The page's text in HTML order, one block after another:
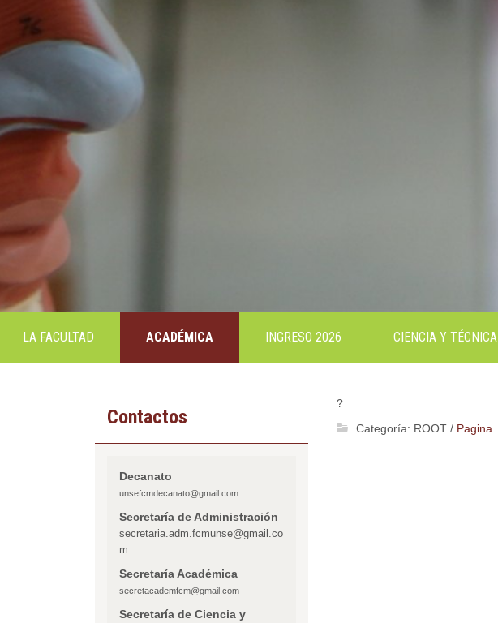
LA FACULTAD ACADÉMICA INGRESO 2026 CIENCIA Y TÉCNICA
Contactos
Decanato
unsefcmdecanato@gmail.com
Secretaría de Administración
secretaria.adm.fcmunse@gmail.co
m
Secretaría Académica
secretacademfcm@gmail.com
Secretaría de Ciencia y
?
Categoría: ROOT/ Pagina